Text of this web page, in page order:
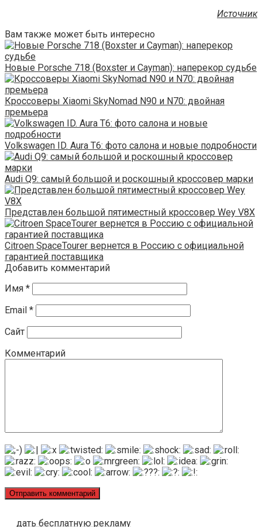
Источник
Вам также может быть интересно
Новые Porsche 718 (Boxster и Cayman): наперекор судьбе
Кроссоверы Xiaomi SkyNomad N90 и N70: двойная
премьера
Volkswagen ID. Aura T6: фото салона и новые подробности
Audi Q9: самый большой и роскошный кроссовер марки
Представлен большой пятиместный кроссовер Wey V8X
Citroen SpaceTourer вернется в Россию с официальной
гарантией поставщика
Добавить комментарий
Имя *
Email *
Сайт
Комментарий
дать бесплатную рекламу